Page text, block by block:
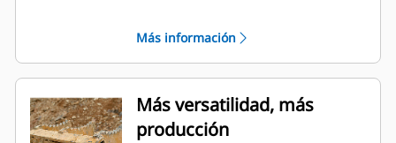
Realice con facilidad tareas debajo
de la superficie y verticales.
Aumente la productividad de la
máquina desde la excavación
hasta la manipulación de
materiales.
Más información
Más versatilidad, más
producción